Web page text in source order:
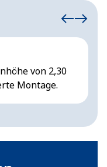
von 2,30
Montage.